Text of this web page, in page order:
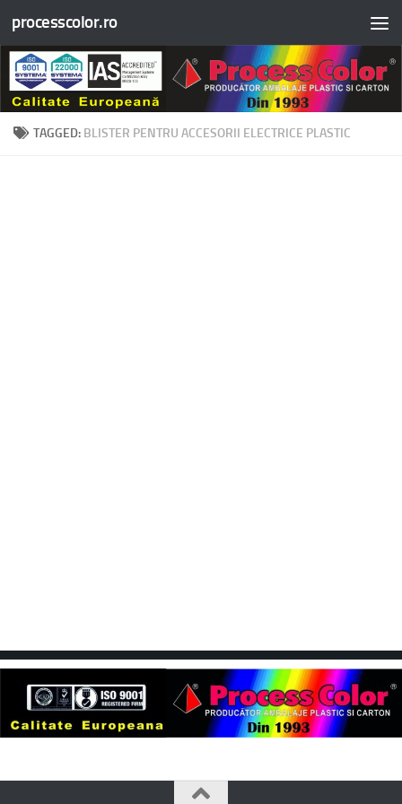
Skip to content
processcolor.ro
TAGGED: BLISTER PENTRU ACCESORII ELECTRICE PLASTIC